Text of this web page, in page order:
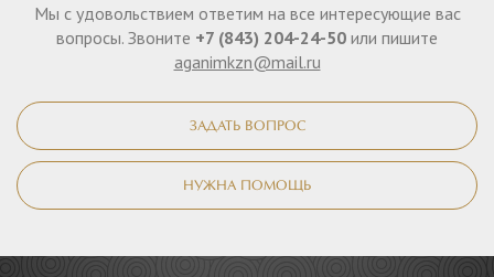
Мы с удовольствием ответим на все интересующие вас
вопросы. Звоните +7 (843) 204-24-50 или пишите
aganimkzn@mail.ru
ЗАДАТЬ ВОПРОС
НУЖНА ПОМОЩЬ